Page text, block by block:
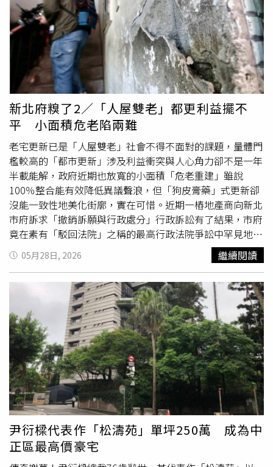
幅不如股市，但許多投資人認為房地產有保本作用，更願意
轉進房市。消基會董事暨房委會委員張欣民提到，的確可能
會有股票大戶，獲利了結選擇去置產，但因為整體房市景氣
較弱，即便有零星「股市資金轉進房市」的案例，再無明確
訊號中難掀起整體市場波瀾。
新北府糗了2／「人屋雙老」都更利益擺不
平 小面積危老陷兩難
老宅更新已是「人屋雙老」社會不得不面對的課題，量體門
檻較高的「都市更新」涉及利益衝突與人心角力卻不是一年
半載能解，政府近期也放寬的小面積「危老重建」雖說
100％整合能有效降低異議聲浪，但「狗皮膏藥」式更新卻
沒能一致性地美化街廓，實在可惜。近期一樁地產商向新北
市府訴求「撤銷訴願與行政處分」行政訴訟有了結果，市府
竟在素有「駁回法院」之稱的最高行政法院爭訟中罕見地吞
敗，原來因地產商整合一處新北2,700坪、約260戶都更期
間，逾期未完成都更補件而被市府撤銷了都更申請，地產商
一氣之下2023年向台北高等行政法院興訟，近日由最高行
政法院終局判決，認定新北市府程序上只草草地在「大會報
告」後便撤銷了都更申請，這種關乎民眾重大權益的事豈能
如此？必須重回「大會審議」才是，命市府另為妥適處分。
台灣房屋趨勢中心資深經理陳定中直指這裡當然要爭，因為
新北永和幅員有限、發展飽和且人口密集，可開發的土地資
源相當稀少，這區整合起來出售每坪新台幣百萬跑不掉，加
上近年永和的新建案幾乎全是危老、都更「華麗轉身」，這
攤成了活招牌未來附近老屋重建整合藍海賺個盆滿缽滿不是
問題，難怪地產商不惜和官府「翻臉」也要告到底。老宅都
更往往改變街廓長年建立的生活與消費習慣，房產專家以新
北永和一處都更案分析，若整合成功嶄新大樓拔地起，恐怕
考量明火與消防安全，熱炒、汽車修護等店家是「回不來
05月28日, 2026 繼續閱讀
尹衍樑代表作「松濤苑」單坪250萬 成為中
正區最高價豪宅